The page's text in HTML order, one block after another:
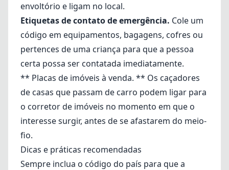
envoltório e ligam no local.
Etiquetas de contato de emergência. Cole um
código em equipamentos, bagagens, cofres ou
pertences de uma criança para que a pessoa
certa possa ser contatada imediatamente.
** Placas de imóveis à venda. ** Os caçadores
de casas que passam de carro podem ligar para
o corretor de imóveis no momento em que o
interesse surgir, antes de se afastarem do meio-
fio.
Dicas e práticas recomendadas
Sempre inclua o código do país para que a